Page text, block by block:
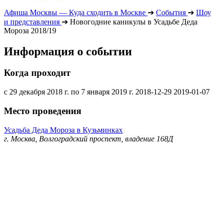
Афиша Москвы — Куда сходить в Москве ➔ События ➔ Шоу
и представления ➔ Новогодние каникулы в Усадьбе Деда
Мороза 2018/19
Информация о событии
Когда проходит
с 29 декабря 2018 г. по 7 января 2019 г. 2018-12-29 2019-01-07
Место проведения
Усадьба Деда Мороза в Кузьминках
г. Москва, Волгоградский проспект, владение 168Д